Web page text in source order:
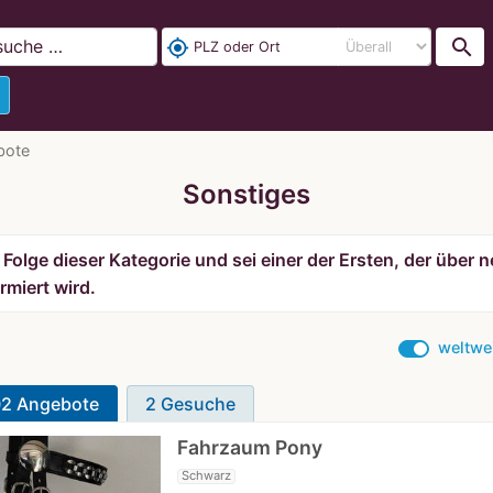
my_location search
Sonstiges
Folge dieser Kategorie und sei einer der Ersten, der über
wird.
Angebote 2 Gesuche
Fahrzaum Pony
Schwarz